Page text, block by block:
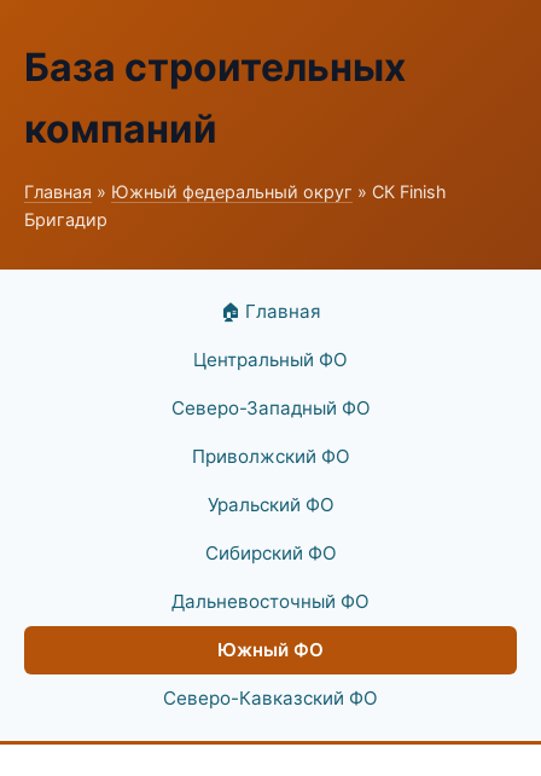
База строительных
компаний
Главная » Южный федеральный округ » СК Finish
Бригадир
🏠 Главная
Центральный ФО
Северо-Западный ФО
Приволжский ФО
Уральский ФО
Сибирский ФО
Дальневосточный ФО
Южный ФО
Северо-Кавказский ФО